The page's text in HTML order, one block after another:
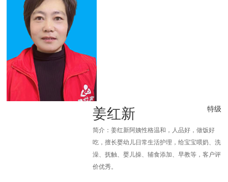
姜红新 特级
简介：姜红新阿姨性格温和，人品好，做饭好
吃，擅长婴幼儿日常生活护理，给宝宝喂奶、洗
澡、抚触、婴儿操、辅食添加、早教等，客户评
价优秀。